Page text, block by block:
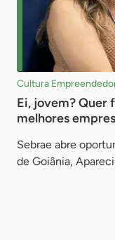
Cultura
Ei, jovem? Quer
melhores
Sebrae abre
de Goiânia,